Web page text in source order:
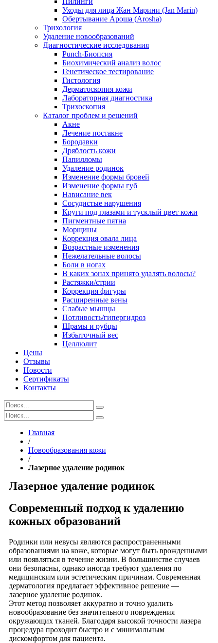
Уходы для лица Жан Марини (Jan Marin)
Обертывание Ароша (Arosha)
Трихология
Удаление новообразований
Диагностические исследования
Punch-Биопсия
Биохимический анализ волос
Генетическое тестирование
Гистология
Дерматоскопия кожи
Лабораторная диагностика
Трихоскопия
Каталог проблем и решений
Акне
Лечение постакне
Бородавки
Дряблость кожи
Папилломы
Удаление родинок
Изменение формы бровей
Изменение формы губ
Нависание век
Сосудистые нарушения
Круги под глазами и тусклый цвет кожи
Пигментные пятна
Морщины
Коррекция овала лица
Возрастные изменения
Нежелательные волосы
Боли в ногах
В каких зонах принято удалять волосы?
Растяжки/стрии
Коррекция фигуры
Расширенные вены
Слабые мышцы
Потливость/гипергидроз
Шрамы и рубцы
Избыточный вес
Целлюлит
Цены
Отзывы
Новости
Сертификаты
Контакты
Главная
/
Новообразования кожи
/
Лазерное удаление родинок
Лазерное удаление родинок
Современный подход к удалению
кожных образований
Родинки или невусы являются распространенными
образованиями на коже, которые могут быть врожденными
или появляться в течение жизни. В большинстве случаев
они безопасны, однако иногда требуют удаления по
медицинским или эстетическим причинам. Современная
дерматология предлагает эффективное решение —
лазерное удаление родинок.
Этот метод позволяет аккуратно и точно удалить
новообразование без значительного повреждения
окружающих тканей. Благодаря высокой точности лазера
процедура проходит быстро и с минимальным
дискомфортом для пациента.